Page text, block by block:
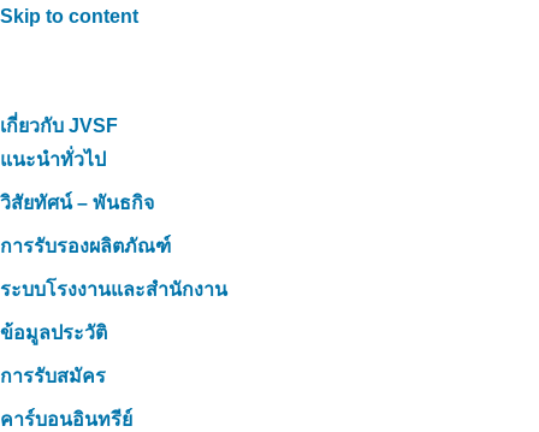
Skip to content
เกี่ยวกับ JVSF
แนะนำทั่วไป
วิสัยทัศน์ – พันธกิจ
การรับรองผลิตภัณฑ์
ระบบโรงงานและสำนักงาน
ข้อมูลประวัติ
การรับสมัคร
คาร์บอนอินทรีย์